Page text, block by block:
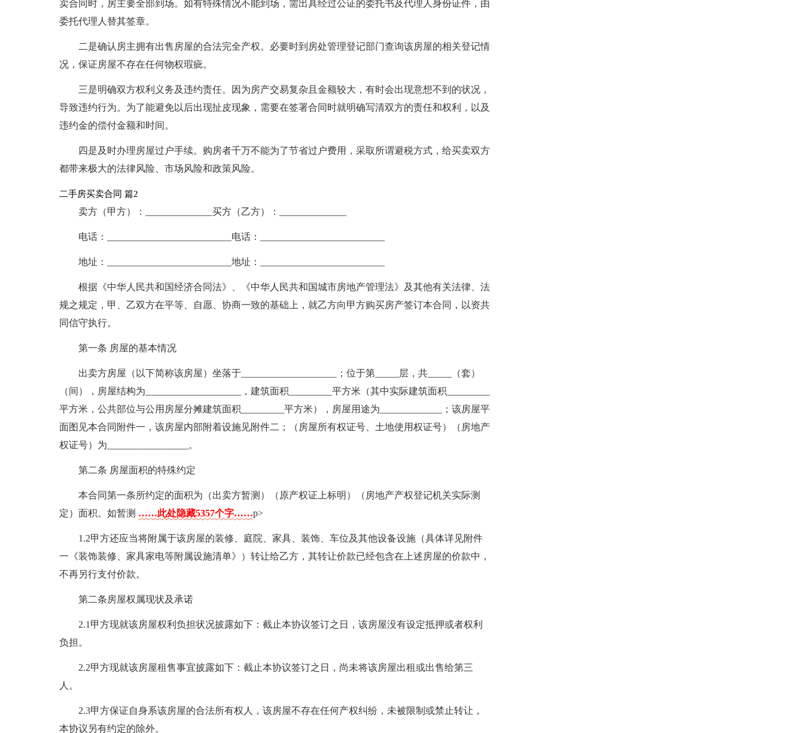
卖合同时，房主要全部到场。如有特殊情况不能到场，需出具经过公证的委托书及代理人身份证件，由
委托代理人替其签章。
二是确认房主拥有出售房屋的合法完全产权。必要时到房处管理登记部门查询该房屋的相关登记情
况，保证房屋不存在任何物权瑕疵。
三是明确双方权利义务及违约责任。因为房产交易复杂且金额较大，有时会出现意想不到的状况，
导致违约行为。为了能避免以后出现扯皮现象，需要在签署合同时就明确写清双方的责任和权利，以及
违约金的偿付金额和时间。
四是及时办理房屋过户手续。购房者千万不能为了节省过户费用，采取所谓避税方式，给买卖双方
都带来极大的法律风险、市场风险和政策风险。
二手房买卖合同 篇2
卖方（甲方）：______________买方（乙方）：______________
电话：__________________________电话：__________________________
地址：__________________________地址：__________________________
根据《中华人民共和国经济合同法》、《中华人民共和国城市房地产管理法》及其他有关法律、法
规之规定，甲、乙双方在平等、自愿、协商一致的基础上，就乙方向甲方购买房产签订本合同，以资共
同信守执行。
第一条 房屋的基本情况
出卖方房屋（以下简称该房屋）坐落于____________________；位于第_____层，共_____（套）
（间），房屋结构为____________________，建筑面积_________平方米（其中实际建筑面积_________
平方米，公共部位与公用房屋分摊建筑面积_________平方米），房屋用途为_____________；该房屋平
面图见本合同附件一，该房屋内部附着设施见附件二；（房屋所有权证号、土地使用权证号）（房地产
权证号）为_________________。
第二条 房屋面积的特殊约定
本合同第一条所约定的面积为（出卖方暂测）（原产权证上标明）（房地产产权登记机关实际测
定）面积。如暂测 ……此处隐藏5357个字……p>
1.2甲方还应当将附属于该房屋的装修、庭院、家具、装饰、车位及其他设备设施（具体详见附件
一《装饰装修、家具家电等附属设施清单》）转让给乙方，其转让价款已经包含在上述房屋的价款中，
不再另行支付价款。
第二条房屋权属现状及承诺
2.1甲方现就该房屋权利负担状况披露如下：截止本协议签订之日，该房屋没有设定抵押或者权利
负担。
2.2甲方现就该房屋租售事宜披露如下：截止本协议签订之日，尚未将该房屋出租或出售给第三
人。
2.3甲方保证自身系该房屋的合法所有权人，该房屋不存在任何产权纠纷，未被限制或禁止转让，
本协议另有约定的除外。